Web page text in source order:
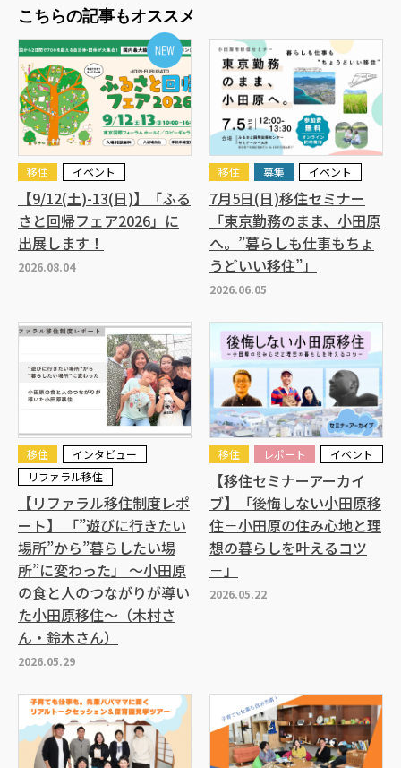
こちらの記事もオススメ
2026.08.04
移住 イベント
【9/12(土)-13(日)】「ふる
さと回帰フェア2026」に
出展します！
2026.06.05
移住 募集 イベント
7月5日(日)移住セミナー
「東京勤務のまま、小田原
へ。”暮らしも仕事もちょ
うどいい移住”」
2026.05.29
移住
インタビュー
リファラル移住
【リファラル移住制度レポ
ート】 「”遊びに行きたい
場所”から”暮らしたい場
所”に変わった」 ～小田原
の食と人のつながりが導い
た小田原移住～（木村さ
ん・鈴木さん）
2026.05.22
移住 レポート イベント
【移住セミナーアーカイ
ブ】「後悔しない小田原移
住－小田原の住み心地と理
想の暮らしを叶えるコツ
－」